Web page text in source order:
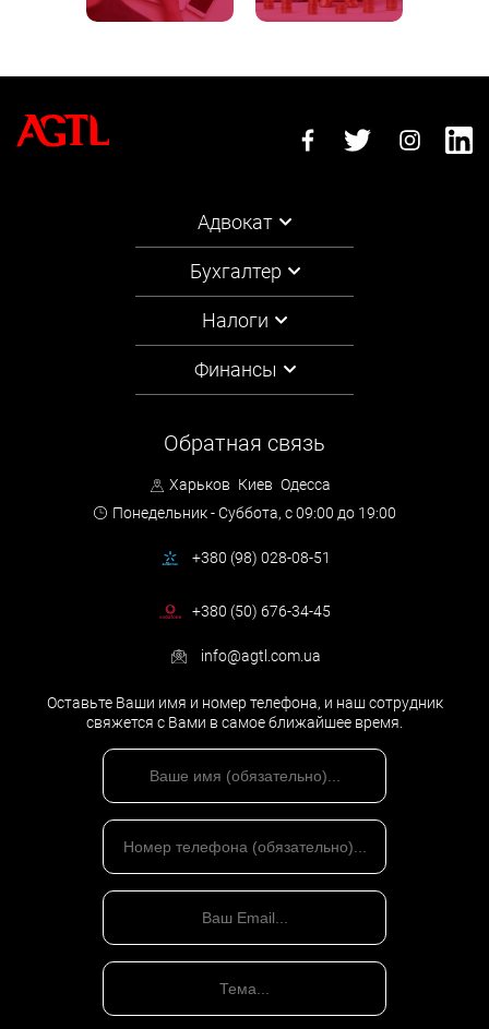
Адвокат
Бухгалтер
Налоги
Финансы
Обратная связь
Харьков Киев Одесса
Понедельник - Суббота, с 09:00 до 19:00
+380 (98) 028-08-51
+380 (50) 676-34-45
info@agtl.com.ua
Оставьте Ваши имя и номер телефона, и наш сотрудник
свяжется с Вами в самое ближайшее время.